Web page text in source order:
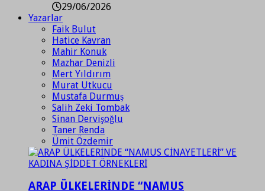
29/06/2026
Yazarlar
Faik Bulut
Hatice Kavran
Mahir Konuk
Mazhar Denizli
Mert Yıldırım
Murat Utkucu
Mustafa Durmuş
Salih Zeki Tombak
Sinan Dervişoğlu
Taner Renda
Ümit Özdemir
ARAP ÜLKELERİNDE “NAMUS